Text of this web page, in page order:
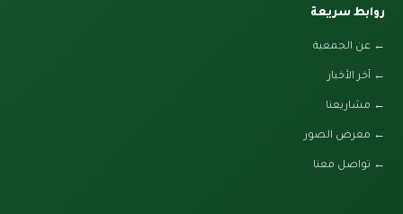
روابط سريعة
← عن الجمعية
← آخر الأخبار
← مشاريعنا
← معرض الصور
← تواصل معنا